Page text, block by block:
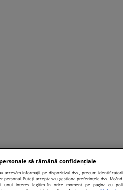
să rămână confidențiale
accesăm informații pe dispozitivul dvs., precum
personal. Puteți accepta sau gestiona preferințele dvs. făcând
unui interes legitim în orice moment pe pagina cu